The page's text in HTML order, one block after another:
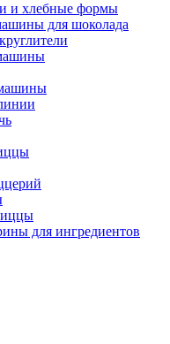
и хлебные формы
для шоколада
для ингредиентов